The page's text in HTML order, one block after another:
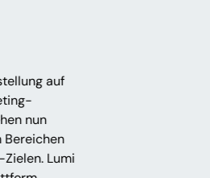
auf
nun
Bereichen
Lumi